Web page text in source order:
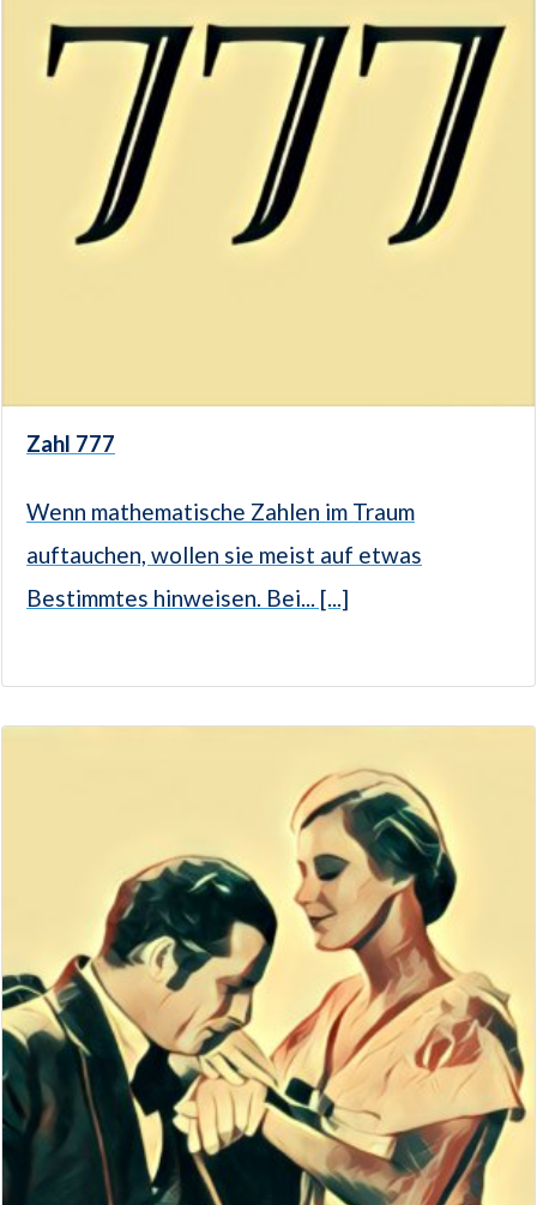
Zahl 777
Wenn mathematische Zahlen im Traum
auftauchen, wollen sie meist auf etwas
Bestimmtes hinweisen. Bei... [...]